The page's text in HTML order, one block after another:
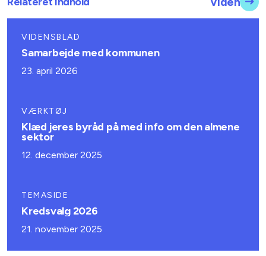
VIDENSBLAD
Samarbejde med kommunen
23. april 2026
VÆRKTØJ
Klæd jeres byråd på med info om den almene
sektor
12. december 2025
TEMASIDE
Kredsvalg 2026
21. november 2025